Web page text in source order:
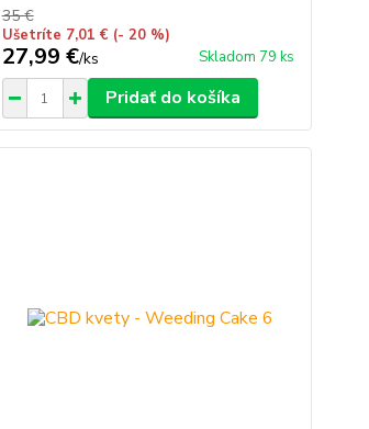
35 €
Ušetríte 7,01 € (- 20 %)
27,99 €/ks Skladom 79 ks
Pridať do košíka